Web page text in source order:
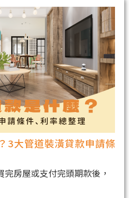
3大管道裝潢貸款申請條
房屋或支付完頭期款後，